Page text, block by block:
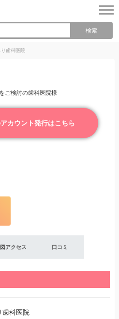
検索
り歯科医院
ご検討の歯科医院様
カウント発行はこちら
アクセス 口コミ
歯科医院